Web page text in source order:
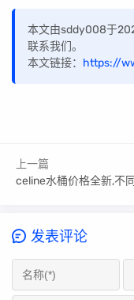
本文由sddy008于
联系我们。
本文链接： https://
上一篇
celine水桶价格全新,不同版本价
发表评论